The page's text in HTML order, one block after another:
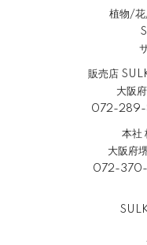
植物/花
販売店
大阪
072-289-
本社
大阪府
072-370-